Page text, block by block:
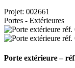
Projet: 002661
Portes - Extérieures
Porte extérieure –